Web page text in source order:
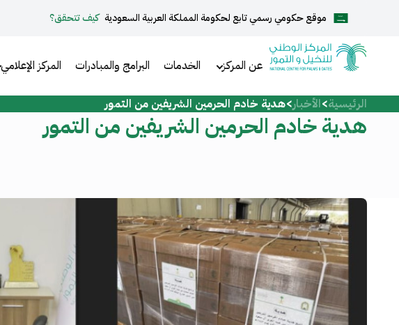
كيف تتحقق؟ English
الرئيسية
المركز الإعلامي
مركز الدعم والمساعدة
عن المركز الخدمات البرامج والمبادرات المركز الإعلامي
الرئيسية الأخبار هدية خادم الحرمين الشريفين من التمور
هدية خادم الحرمين الشريفين من التمور